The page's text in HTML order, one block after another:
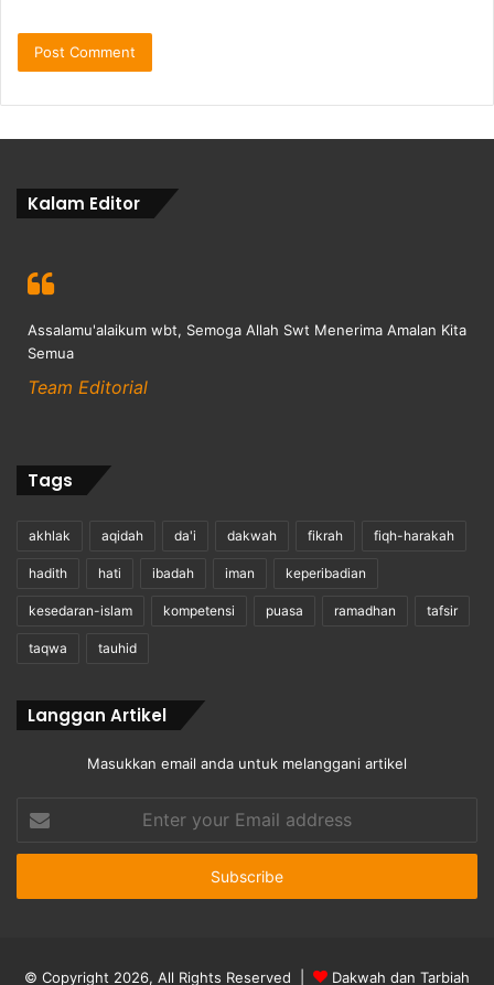
Kalam Editor
Assalamu'alaikum wbt, Semoga Allah Swt Menerima Amalan Kita
Semua
Team Editorial
Tags
akhlak aqidah da'i dakwah fikrah fiqh-harakah
hadith hati ibadah iman keperibadian
kesedaran-islam kompetensi puasa ramadhan tafsir
taqwa tauhid
Langgan Artikel
Masukkan email anda untuk melanggani artikel
your
Email
© Copyright 2026, All Rights Reserved | Dakwah dan Tarbiah